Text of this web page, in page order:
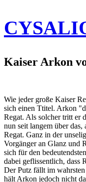
Kaiser Arkon
Wie jeder große Kaiser
sich einen Ttitel. Arkon
Regat. Als solcher tritt er
nun seit langem über
Regat. Ganz in der
Vorgänger an Glanz und
sich für den
dabei geflissentlich, dass
Der Putz fällt im
hält Arkon jedoch nicht